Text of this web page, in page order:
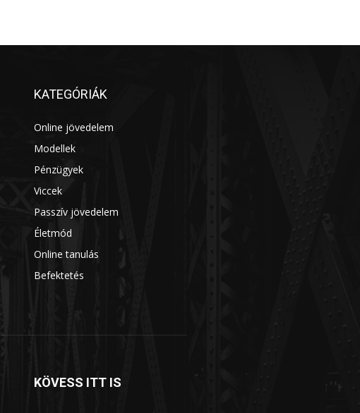
KATEGÓRIÁK
Online jövedelem
Modellek
Pénzügyek
Viccek
Passzív jövedelem
Életmód
Online tanulás
Befektetés
KÖVESS ITT IS